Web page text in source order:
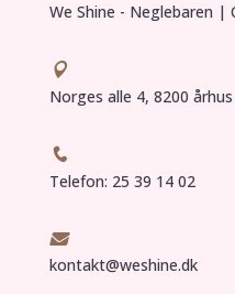
We Shine - Neglebaren |

Norges alle 4, 8200

Telefon: 25 39 14 02

kontakt@weshine.dk